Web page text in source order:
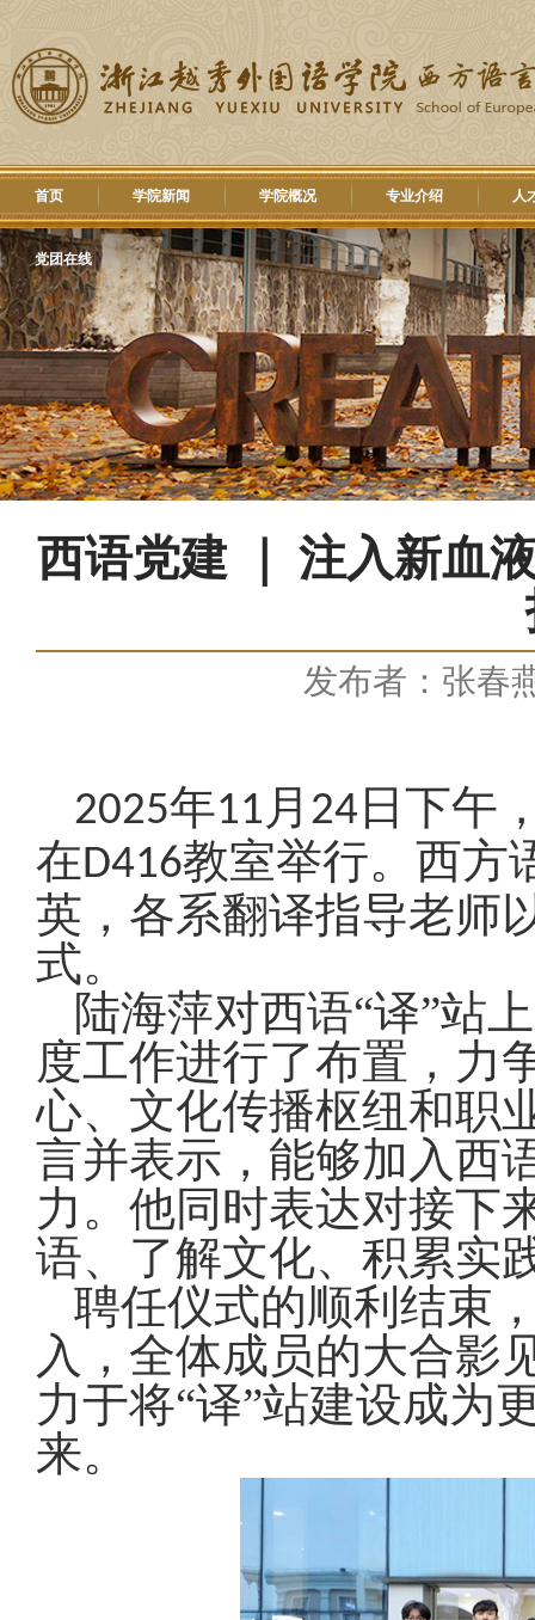
首页 学院新闻 学院概况 专业介绍 人
党团在线
西语党建 ｜ 注入新血
发布者：张春
2025年11 月 24 日下午
在D416教室举行。西方
英，各系翻译指导老师
式。
陆海萍对西语“译”站
度工作进行了布置，力
心、文化传播枢纽和职
言并表示，能够加入西
力。他同时表达对接下
语、了解文化、积累实
聘任仪式的顺利结束
入，全体成员的大合影
力于将“译”站建设成为
来。